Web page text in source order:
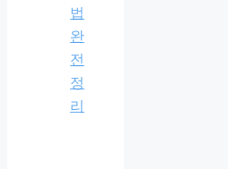
법
완
전
정
리